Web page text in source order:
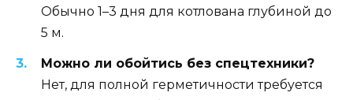
Обычно 1–3 дня для котлована глубиной до
5 м.
Можно ли обойтись без спецтехники?
Нет, для полной герметичности требуется